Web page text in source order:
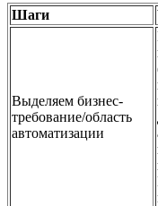
Шаги
Выделяем бизнес-
требование/область
автоматизации